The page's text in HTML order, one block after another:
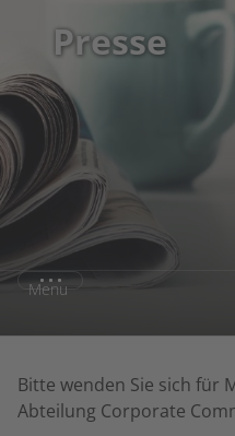
Presse
Menu
Bitte wenden Sie sich für
Abteilung Corporate